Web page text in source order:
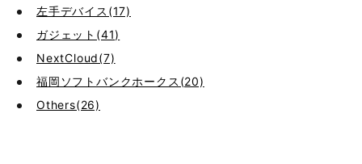
左手デバイス(17)
ガジェット(41)
NextCloud(7)
福岡ソフトバンクホークス(20)
Others(26)